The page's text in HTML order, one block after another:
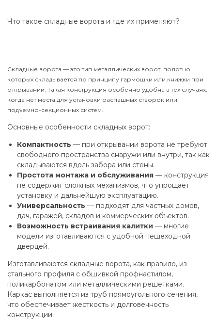
Что такое складные ворота и где их применяют?
Складные ворота — это тип металлических ворот, полотно
которых складывается по принципу гармошки или книжки при
открывании. Такая конструкция особенно удобна в тех случаях,
когда нет места для установки распашных створок или
подъемно-секционных систем.
Основные особенности складных ворот:
Компактность — при открывании ворота не требуют
свободного пространства снаружи или внутри, так как
складываются вдоль забора или стены.
Простота монтажа и обслуживания — конструкция
не содержит сложных механизмов, что упрощает
установку и дальнейшую эксплуатацию.
Универсальность — подходят для частных домов,
дач, гаражей, складов и коммерческих объектов.
Возможность встраивания калитки — многие
модели изготавливаются с удобной пешеходной
дверцей.
Изготавливаются складные ворота, как правило, из
стального профиля с обшивкой профнастилом,
поликарбонатом или металлическими решетками.
Каркас выполняется из труб прямоугольного сечения,
что обеспечивает жесткость и долговечность
конструкции.